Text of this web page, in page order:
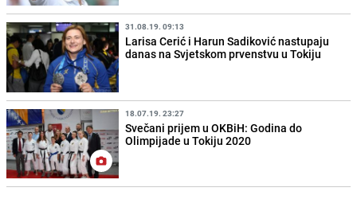
31.08.19. 09:13
Larisa Cerić i Harun Sadiković nastupaju
danas na Svjetskom prvenstvu u Tokiju
18.07.19. 23:27
Svečani prijem u OKBiH: Godina do
Olimpijade u Tokiju 2020